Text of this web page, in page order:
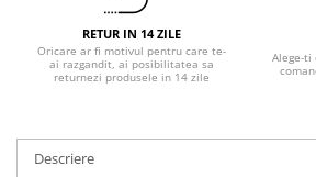
Petrecere 40 Ani
Petrecere 50 ani
Ocazie
Anul Nou
Gender Reveal
RETUR IN 14 ZILE
Oricare ar fi motivul pentru care te-
ai razgandit, ai posibilitatea sa
returnezi produsele in 14 zile
Alege-ti
Descriere